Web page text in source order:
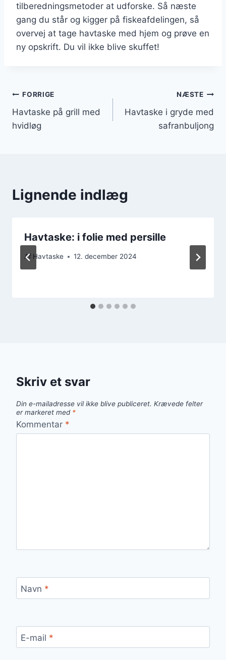
tilberedningsmetoder at udforske. Så næste
gang du står og kigger på fiskeafdelingen, så
overvej at tage havtaske med hjem og prøve en
ny opskrift. Du vil ikke blive skuffet!
Indlægsnavigation
FORRIGE
Havtaske på grill med
hvidløg
NÆSTE
Havtaske i gryde med
safranbuljong
Lignende indlæg
Havtaske: i folie med persille
Af Havtaske 12. december 2024
Skriv et svar
Din e-mailadresse vil ikke blive publiceret. Krævede felter
er markeret med *
Kommentar *
Navn *
E-mail *